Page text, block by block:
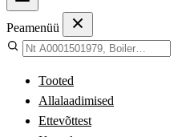
Peamenüü
Tooted
Allalaadimised
Ettevõttest